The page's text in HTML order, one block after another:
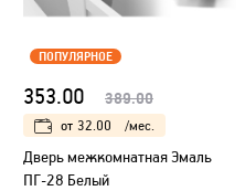
ПОПУЛЯРНОЕ
353.00 389.00
от 32.00 /мес.
Дверь межкомнатная Эмаль
ПГ-28 Белый